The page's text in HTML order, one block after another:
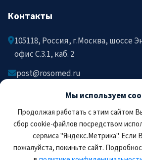
Мы используем
Продолжая работать с этим сайтом
сбор cookie-файлов посредством
сервиса "Яндекс.Метрика". Если
пожалуйста, покиньте сайт.
Контакты
105118, Россия, г.Москва, шоссе
офис C.3.1, каб. 2
post@rosomed.ru
+7-903-729-09-87
+7-910-880-36-92